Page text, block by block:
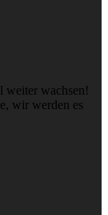
weiter wachsen!
wir werden es